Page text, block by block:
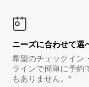
ニーズに合わせて選
希望のチェックイン
ラインで簡単に予約
もありません。*